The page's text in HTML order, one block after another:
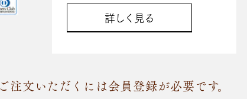
詳しく見る
ご注文いただくには会員登録が必要です。